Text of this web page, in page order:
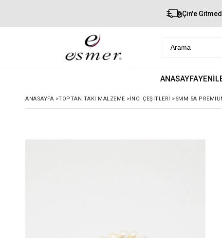
Çin'e
ANASAYFA
ANASAYFA >TOPTAN TAKI MALZEME >İNCI ÇEŞITLERI >6MM 5A